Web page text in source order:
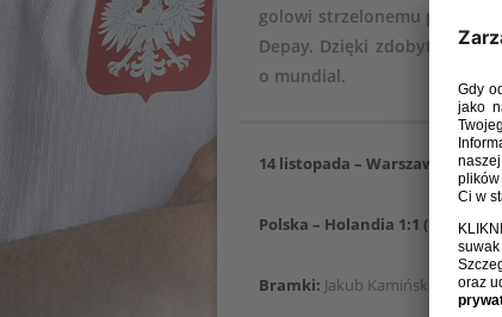
golowi strzelonemu przez
Depay. Dzięki zdobytemu
o mundial.
14 listopada – Warszawa (PGE
Polska – Holandia 1:1 (1:0)
Bramki: Jakub Kamiński 43 –